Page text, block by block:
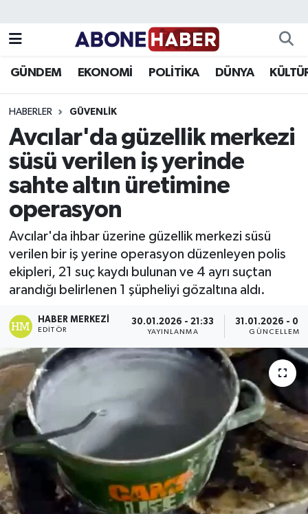
GÜNDEM EKONOMİ POLİTİKA DÜNYA
HABERLER GÜVENLIK
Avcılar'da güzellik merkezi
süsü verilen iş yerinde
sahte altın üretimine
operasyon
Avcılar'da ihbar üzerine güzellik merkezi süsü
verilen bir iş yerine operasyon düzenleyen polis
ekipleri, 21 suç kaydı bulunan ve 4 ayrı suçtan
arandığı belirlenen 1 şüpheliyi gözaltına aldı.
HABER MERKEZI
EDITÖR
30.01.2026 - 21:33
YAYINLANMA
31.01.2026 -
GÜNCELLEME
Asayiş
Bilim ve Teknoloji
Dünya
Eğitim
Ekonomi
Genel
Gündem
Haberde İnsan
Kültür Sanat
Magazin
Süper Lig Puan Durumu ve Fikstür
Tüm Manşetler
Haber Arşivi